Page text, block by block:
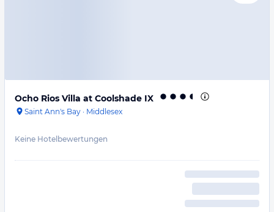
Ocho Rios Villa at Coolshade IX
Saint Ann's Bay · Middlesex
Keine Hotelbewertungen